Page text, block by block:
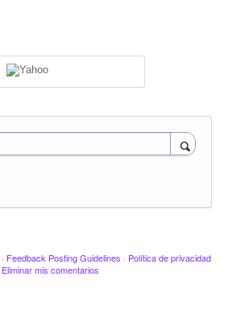
· Feedback Posting Guidelines · Política de privacidad
Eliminar mis comentarios